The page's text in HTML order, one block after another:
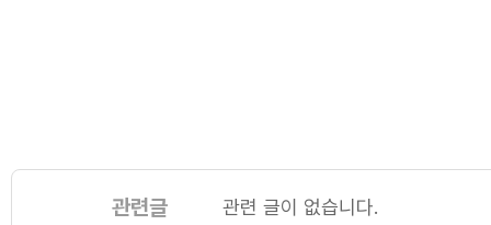
관련글 관련 글이 없습니다.